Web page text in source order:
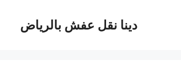
دينا نقل عفش بالرياض